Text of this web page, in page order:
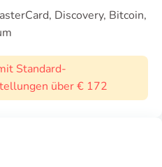
Discovery, Bitcoin,
Standard-
über € 172